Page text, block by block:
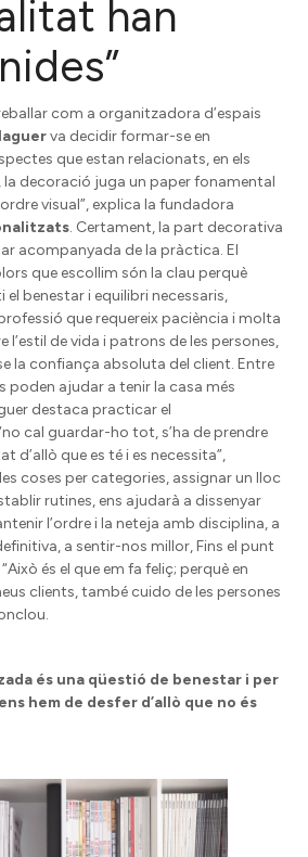
han
com a organitzadora d’espais
va decidir formar-se en
que estan relacionats, en els
la decoració juga un paper fonamental
visual”, explica la fundadora
. Certament, la part decorativa
acompanyada de la pràctica. El
que escollim són la clau perquè
el benestar i equilibri necessaris,
que requereix paciència i molta
l’estil de vida i patrons de les persones,
la confiança absoluta del client. Entre
poden ajudar a tenir la casa més
destaca practicar el
cal guardar-ho tot, s’ha de prendre
d’allò que es té i es necessita”,
coses per categories, assignar un lloc
rutines, ens ajudarà a dissenyar
l’ordre i la neteja amb disciplina, a
a sentir-nos millor, Fins el punt
és el que em fa feliç; perquè en
clients, també cuido de les persones
és una qüestió de benestar i per
hem de desfer d’allò que no és